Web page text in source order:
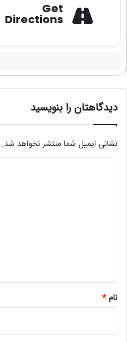
Get
Directions
دیدگاهتان را بنویسید
نشانی ایمیل شما منتشر نخواهد شد.
نام*